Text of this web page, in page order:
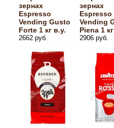
зернах
Espresso
Vending Gusto
Forte 1 кг в.у.
2662 руб.
зернах
Espresso
Vending
Piena 1
2906 руб.